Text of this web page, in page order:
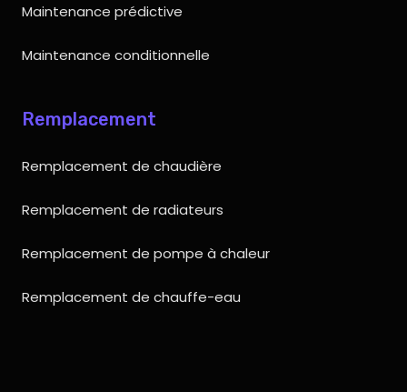
Maintenance prédictive
Maintenance conditionnelle
Remplacement
Remplacement de chaudière
Remplacement de radiateurs
Remplacement de pompe à chaleur
Remplacement de chauffe-eau